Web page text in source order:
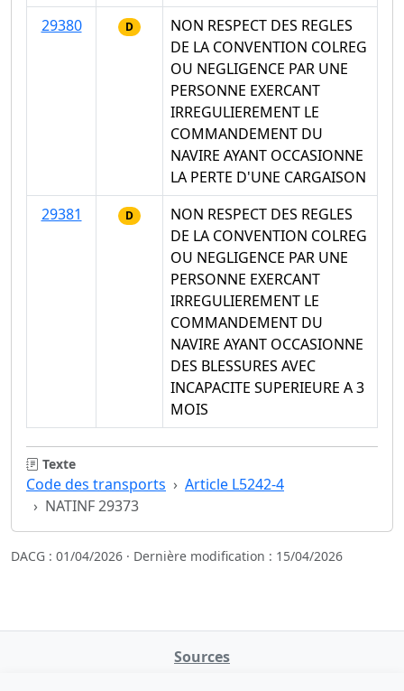
29380
D
NON RESPECT DES REGLES
DE LA CONVENTION COLREG
OU NEGLIGENCE PAR UNE
PERSONNE EXERCANT
IRREGULIEREMENT LE
COMMANDEMENT DU
NAVIRE AYANT OCCASIONNE
LA PERTE D'UNE CARGAISON
29381
D
NON RESPECT DES REGLES
DE LA CONVENTION COLREG
OU NEGLIGENCE PAR UNE
PERSONNE EXERCANT
IRREGULIEREMENT LE
COMMANDEMENT DU
NAVIRE AYANT OCCASIONNE
DES BLESSURES AVEC
INCAPACITE SUPERIEURE A 3
MOIS
Texte
Code des transports
Article L5242-4
NATINF 29373
DACG : 01/04/2026 · Dernière modification : 15/04/2026
Sources